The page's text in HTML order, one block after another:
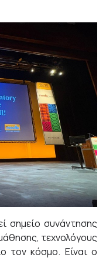
σημείο συνάντησης
τεχνολόγους
τον κόσμο. Είναι ο